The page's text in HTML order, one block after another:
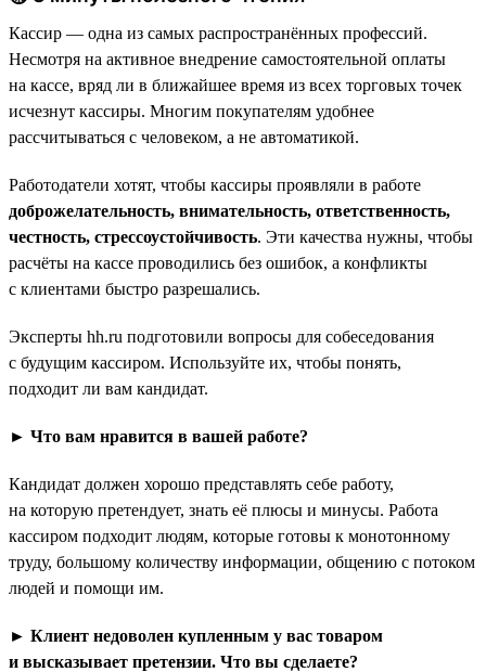
Кассир — одна из самых распространённых профессий.
Несмотря на активное внедрение самостоятельной оплаты
на кассе, вряд ли в ближайшее время из всех торговых точек
исчезнут кассиры. Многим покупателям удобнее
рассчитываться с человеком, а не автоматикой.
Работодатели хотят, чтобы кассиры проявляли в работе
доброжелательность, внимательность, ответственность,
честность, стрессоустойчивость. Эти качества нужны, чтобы
расчёты на кассе проводились без ошибок, а конфликты
с клиентами быстро разрешались.
Эксперты hh.ru подготовили вопросы для собеседования
с будущим кассиром. Используйте их, чтобы понять,
подходит ли вам кандидат.
► Что вам нравится в вашей работе?
Кандидат должен хорошо представлять себе работу,
на которую претендует, знать её плюсы и минусы. Работа
кассиром подходит людям, которые готовы к монотонному
труду, большому количеству информации, общению с потоком
людей и помощи им.
► Клиент недоволен купленным у вас товаром
и высказывает претензии. Что вы сделаете?